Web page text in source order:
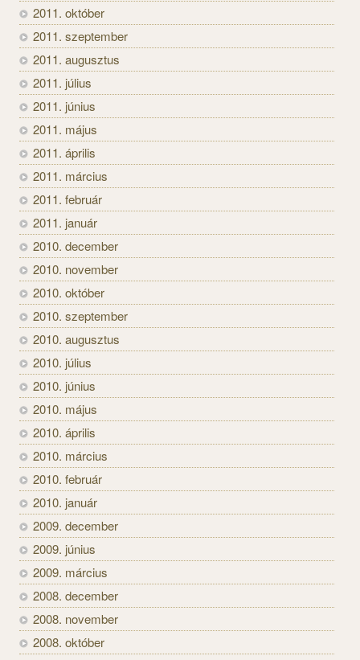
2011. október
2011. szeptember
2011. augusztus
2011. július
2011. június
2011. május
2011. április
2011. március
2011. február
2011. január
2010. december
2010. november
2010. október
2010. szeptember
2010. augusztus
2010. július
2010. június
2010. május
2010. április
2010. március
2010. február
2010. január
2009. december
2009. június
2009. március
2008. december
2008. november
2008. október